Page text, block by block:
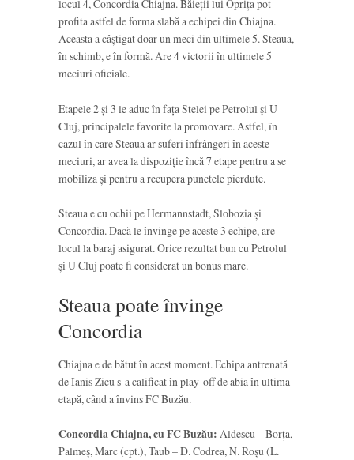
locul 4, Concordia Chiajna. Băieții lui Oprița pot
profita astfel de forma slabă a echipei din Chiajna.
Aceasta a câștigat doar un meci din ultimele 5. Steaua,
în schimb, e în formă. Are 4 victorii în ultimele 5
meciuri oficiale.
Etapele 2 și 3 le aduc în fața Stelei pe Petrolul și U
Cluj, principalele favorite la promovare. Astfel, în
cazul în care Steaua ar suferi înfrângeri în aceste
meciuri, ar avea la dispoziție încă 7 etape pentru a se
mobiliza și pentru a recupera punctele pierdute.
Steaua e cu ochii pe Hermannstadt, Slobozia și
Concordia. Dacă le învinge pe aceste 3 echipe, are
locul la baraj asigurat. Orice rezultat bun cu Petrolul
și U Cluj poate fi considerat un bonus mare.
Steaua poate învinge
Concordia
Chiajna e de bătut în acest moment. Echipa antrenată
de Ianis Zicu s-a calificat în play-off de abia în ultima
etapă, când a învins FC Buzău.
Concordia Chiajna, cu FC Buzău: Aldescu – Borța,
Palmeș, Marc (cpt.), Taub – D. Codrea, N. Roșu (L.